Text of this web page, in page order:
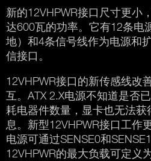
新的12VHPWR接口尺寸更小
达600瓦的功率。它有12条电
地）和4条信号线作为电源和
信接口。
12VHPWR接口的新传感线改
互。ATX 2.X电源不知道是否
耗电器件数量，显卡也无法
息。新型12VHPWR接口工作
电源可通过SENSE0和
12VHPWR的最大负载可定义